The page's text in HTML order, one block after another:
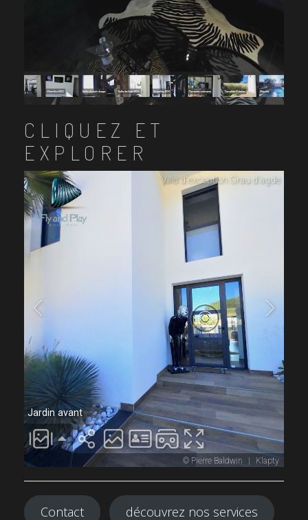
CLIQUEZ ET
EXPLORER
Contact découvrez nos services